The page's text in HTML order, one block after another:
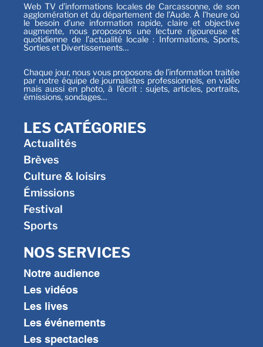
Web TV d’informations locales de Carcassonne, de son
agglomération et du département de l’Aude. À l’heure où
le besoin d’une information rapide, claire et objective
augmente, nous proposons une lecture rigoureuse et
quotidienne de l’actualité locale : Informations, Sports,
Sorties et Divertissements…
Chaque jour, nous vous proposons de l’information traitée
par notre équipe de journalistes professionnels, en vidéo
mais aussi en photo, à l’écrit : sujets, articles, portraits,
émissions, sondages…
LES CATÉGORIES
Actualités
Brèves
Culture & loisirs
Émissions
Festival
Sports
NOS SERVICES
Notre audience
Les vidéos
Les lives
Les événements
Les spectacles